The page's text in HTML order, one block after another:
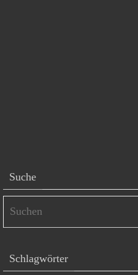
Suche
Schlagwörter